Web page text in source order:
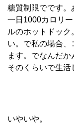
糖質制限でです。
一日1000カロリ
ルのホットドッ
い。で私の場合
ます。でなんだか
そのくらいで生活
いやいや。